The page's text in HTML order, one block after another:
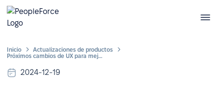
Inicio
Actualizaciones de productos
Próximos cambios de UX para mejorar la experiencia de sus empleados
2024-12-19